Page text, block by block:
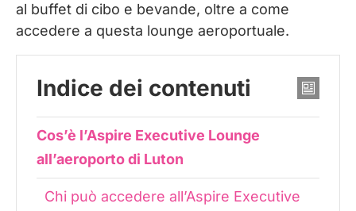
al buffet di cibo e bevande, oltre a come
accedere a questa lounge aeroportuale.
Indice dei contenuti
Cos’è l’Aspire Executive Lounge
all’aeroporto di Luton
Chi può accedere all’Aspire Executive